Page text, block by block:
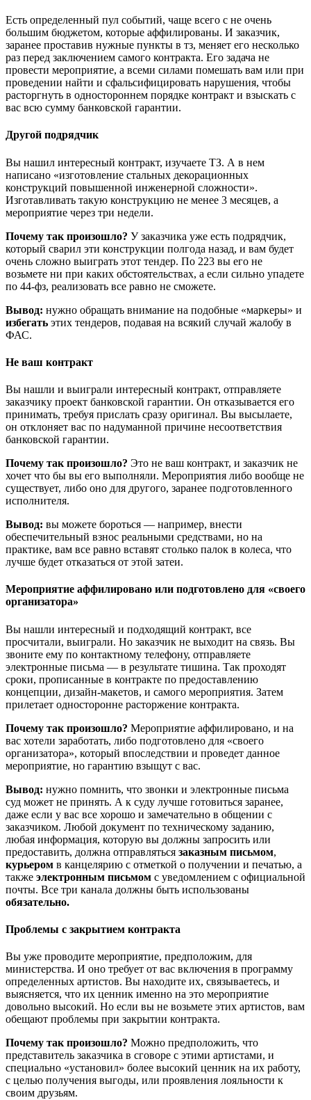
Есть определенный пул событий, чаще всего с не очень
большим бюджетом, которые аффилированы. И заказчик,
заранее проставив нужные пункты в тз, меняет его несколько
раз перед заключением самого контракта. Его задача не
провести мероприятие, а всеми силами помешать вам или при
проведении найти и сфальсифицировать нарушения, чтобы
расторгнуть в одностороннем порядке контракт и взыскать с
вас всю сумму банковской гарантии.
Другой подрядчик
Вы нашил интересный контракт, изучаете ТЗ. А в нем
написано «изготовление стальных декорационных
конструкций повышенной инженерной сложности».
Изготавливать такую конструкцию не менее 3 месяцев, а
мероприятие через три недели.
Почему так произошло? У заказчика уже есть подрядчик,
который сварил эти конструкции полгода назад, и вам будет
очень сложно выиграть этот тендер. По 223 вы его не
возьмете ни при каких обстоятельствах, а если сильно упадете
по 44-фз, реализовать все равно не сможете.
Вывод: нужно обращать внимание на подобные «маркеры» и
избегать этих тендеров, подавая на всякий случай жалобу в
ФАС.
Не ваш контракт
Вы нашли и выиграли интересный контракт, отправляете
заказчику проект банковской гарантии. Он отказывается его
принимать, требуя прислать сразу оригинал. Вы высылаете,
он отклоняет вас по надуманной причине несоответствия
банковской гарантии.
Почему так произошло? Это не ваш контракт, и заказчик не
хочет что бы вы его выполняли. Мероприятия либо вообще не
существует, либо оно для другого, заранее подготовленного
исполнителя.
Вывод: вы можете бороться — например, внести
обеспечительный взнос реальными средствами, но на
практике, вам все равно вставят столько палок в колеса, что
лучше будет отказаться от этой затеи.
Мероприятие аффилировано или подготовлено для «своего
организатора»
Вы нашли интересный и подходящий контракт, все
просчитали, выиграли. Но заказчик не выходит на связь. Вы
звоните ему по контактному телефону, отправляете
электронные письма — в результате тишина. Так проходят
сроки, прописанные в контракте по предоставлению
концепции, дизайн-макетов, и самого мероприятия. Затем
прилетает односторонне расторжение контракта.
Почему так произошло? Мероприятие аффилировано, и на
вас хотели заработать, либо подготовлено для «своего
организатора», который впоследствии и проведет данное
мероприятие, но гарантию взыщут с вас.
Вывод: нужно помнить, что звонки и электронные письма
суд может не принять. А к суду лучше готовиться заранее,
даже если у вас все хорошо и замечательно в общении с
заказчиком. Любой документ по техническому заданию,
любая информация, которую вы должны запросить или
предоставить, должна отправляться заказным письмом,
курьером в канцелярию с отметкой о получении и печатью, а
также электронным письмом с уведомлением с официальной
почты. Все три канала должны быть использованы
обязательно.
Проблемы с закрытием контракта
Вы уже проводите мероприятие, предположим, для
министерства. И оно требует от вас включения в программу
определенных артистов. Вы находите их, связываетесь, и
выясняется, что их ценник именно на это мероприятие
довольно высокий. Но если вы не возьмете этих артистов, вам
обещают проблемы при закрытии контракта.
Почему так произошло? Можно предположить, что
представитель заказчика в сговоре с этими артистами, и
специально «установил» более высокий ценник на их работу,
с целью получения выгоды, или проявления лояльности к
своим друзьям.